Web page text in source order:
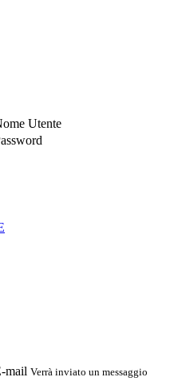
Utente
mail Verrà inviato un messaggio